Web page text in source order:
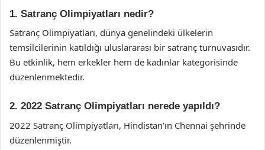
1. Satranç Olimpiyatları nedir?
Satranç Olimpiyatları, dünya genelindeki ülkelerin
temsilcilerinin katıldığı uluslararası bir satranç turnuvasıdır.
Bu etkinlik, hem erkekler hem de kadınlar kategorisinde
düzenlenmektedir.
2. 2022 Satranç Olimpiyatları nerede yapıldı?
2022 Satranç Olimpiyatları, Hindistan’ın Chennai şehrinde
düzenlenmiştir.